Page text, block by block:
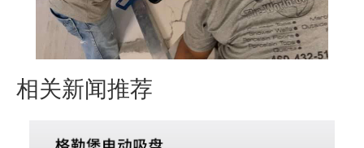
相关新闻推荐